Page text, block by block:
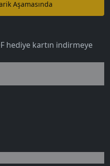
Aşamasında
hediye kartın indirmeye